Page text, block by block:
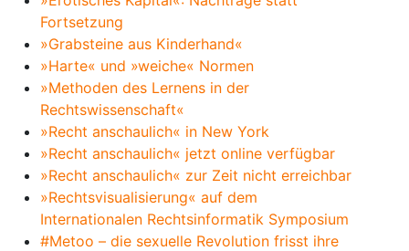
Fortsetzung
»Grabsteine aus Kinderhand«
»Harte« und »weiche« Normen
»Methoden des Lernens in der
Rechtswissenschaft«
»Recht anschaulich« in New York
»Recht anschaulich« jetzt online verfügbar
»Recht anschaulich« zur Zeit nicht erreichbar
»Rechtsvisualisierung« auf dem
Internationalen Rechtsinformatik Symposium
#Metoo – die sexuelle Revolution frisst ihre